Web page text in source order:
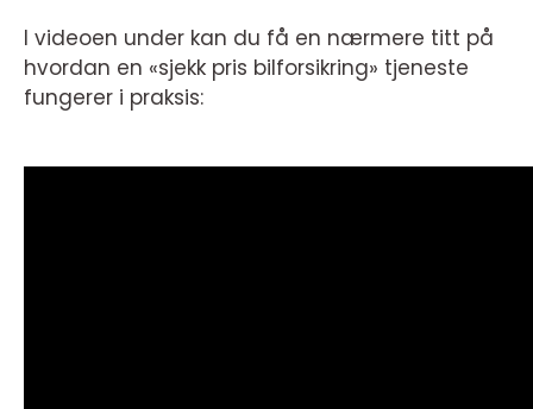
I videoen under kan du få en nærmere titt på
hvordan en «sjekk pris bilforsikring» tjeneste
fungerer i praksis: